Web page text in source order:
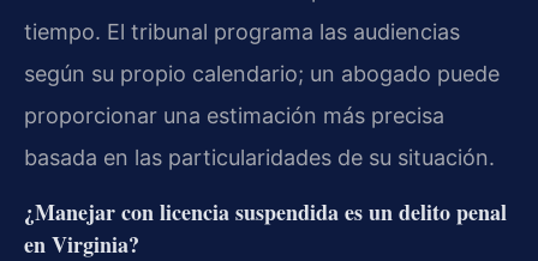
tiempo. El tribunal programa las audiencias
según su propio calendario; un abogado puede
proporcionar una estimación más precisa
basada en las particularidades de su situación.
¿Manejar con licencia suspendida es un delito penal
en Virginia?